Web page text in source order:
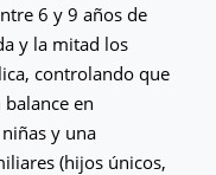
6 y 9 años de
y la mitad los
controlando que
en
y una
(hijos únicos,